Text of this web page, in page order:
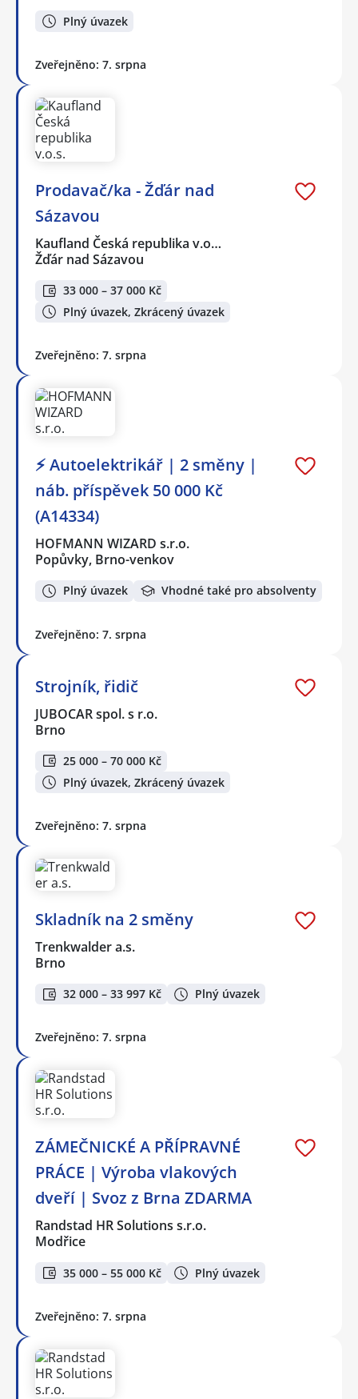
Plný úvazek
Zveřejněno: 7. srpna
Prodavač/ka - Žďár nad
Sázavou
Kaufland Česká republika v.o…
Žďár nad Sázavou
33 000 – 37 000 Kč
Plný úvazek, Zkrácený úvazek
Zveřejněno: 7. srpna
⚡ Autoelektrikář | 2 směny |
náb. příspěvek 50 000 Kč
(A14334)
HOFMANN WIZARD s.r.o.
Popůvky, Brno-venkov
Plný úvazek Vhodné také pro absolventy
Zveřejněno: 7. srpna
Strojník, řidič
JUBOCAR spol. s r.o.
Brno
25 000 – 70 000 Kč
Plný úvazek, Zkrácený úvazek
Zveřejněno: 7. srpna
Skladník na 2 směny
Trenkwalder a.s.
Brno
32 000 – 33 997 Kč Plný úvazek
Zveřejněno: 7. srpna
ZÁMEČNICKÉ A PŘÍPRAVNÉ
PRÁCE | Výroba vlakových
dveří | Svoz z Brna ZDARMA
Randstad HR Solutions s.r.o.
Modřice
35 000 – 55 000 Kč Plný úvazek
Zveřejněno: 7. srpna